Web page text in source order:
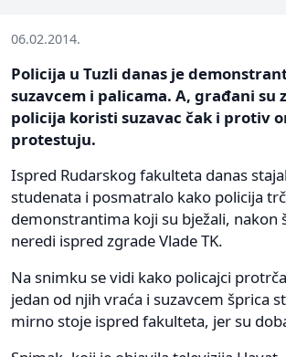
06.02.2014.
Policija u Tuzli danas je
suzavcem i palicama. A, građani su
policija koristi suzavac čak i protiv
protestuju.
Ispred Rudarskog fakulteta danas
studenata i posmatralo kako policija
demonstrantima koji su bježali, nakon
neredi ispred zgrade Vlade TK.
Na snimku se vidi kako policajci
jedan od njih vraća i suzavcem šprica
mirno stoje ispred fakulteta, jer su